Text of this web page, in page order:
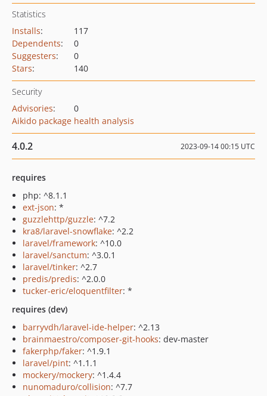
Statistics
Installs:
117
Dependents:
0
Suggesters:
0
Stars: 140
Security
Advisories:
0
Aikido package health analysis
4.0.2 2023-09-14 00:15 UTC
requires
php: ^8.1.1
ext-json: *
guzzlehttp/guzzle: ^7.2
kra8/laravel-snowflake: ^2.2
laravel/framework: ^10.0
laravel/sanctum: ^3.0.1
laravel/tinker: ^2.7
predis/predis: ^2.0.0
tucker-eric/eloquentfilter: *
requires (dev)
barryvdh/laravel-ide-helper: ^2.13
brainmaestro/composer-git-hooks: dev-master
fakerphp/faker: ^1.9.1
laravel/pint: ^1.1.1
mockery/mockery: ^1.4.4
nunomaduro/collision: ^7.7